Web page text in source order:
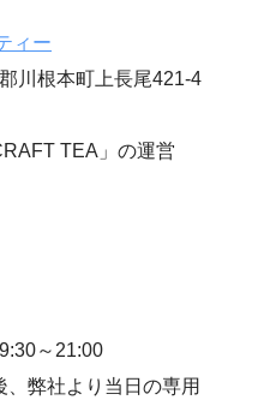
ィー
川根本町上長尾421-4
TEA」の運営
～21:00
弊社より当日の専用